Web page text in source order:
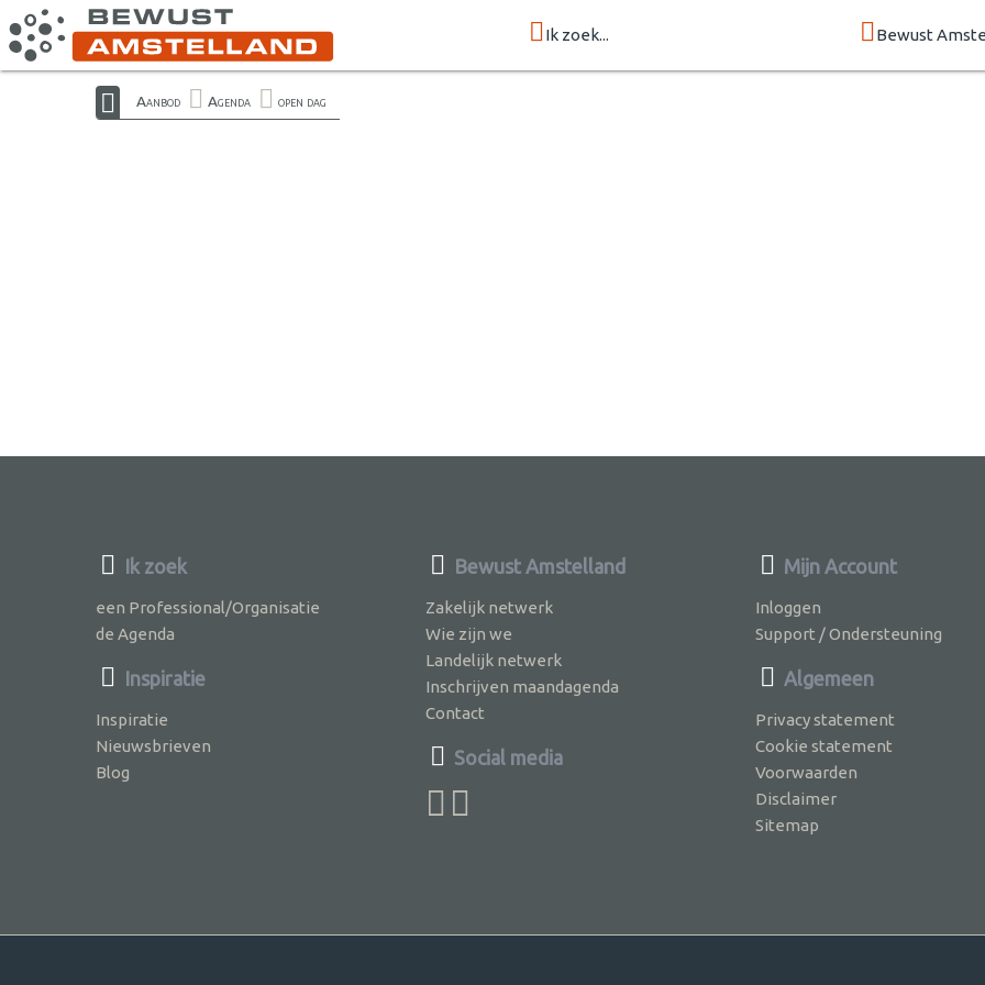
Ik zoek... Bewust
Aanbod Agenda open dag
Ik zoek
een Professional/Organisatie
de Agenda
Inspiratie
Inspiratie
Nieuwsbrieven
Blog
Bewust Amstelland
Zakelijk netwerk
Wie zijn we
Landelijk netwerk
Inschrijven maandagenda
Contact
Social media
Mijn Account
Inloggen
Support / Ondersteuning
Algemeen
Privacy statement
Cookie statement
Voorwaarden
Disclaimer
Sitemap